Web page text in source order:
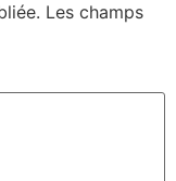
Les champs